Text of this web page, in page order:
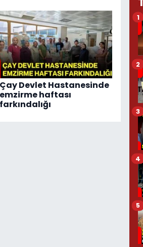
Çay Devlet Hastanesinde
emzirme haftası
farkındalığı
1
2
3
4
5